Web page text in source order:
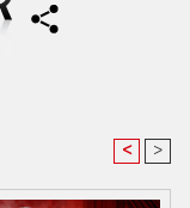
< >